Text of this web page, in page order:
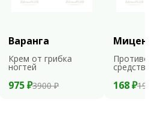
Варанга
Крем от грибка
ногтей
975 ₽3900 ₽
средство
168 ₽